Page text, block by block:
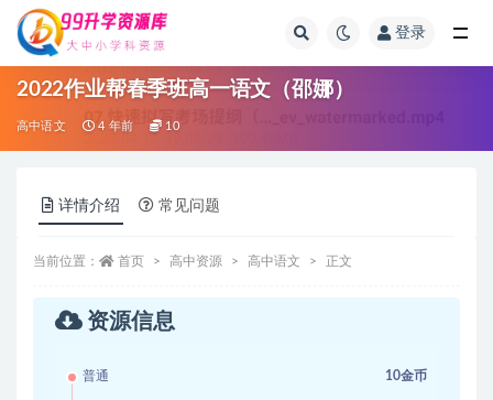
登录
2022作业帮春季班高一语文（邵娜）
高中语文 4 年前 10
详情介绍 常见问题
当前位置： 首页 高中资源 高中语文 正文
资源信息
普通 10金币